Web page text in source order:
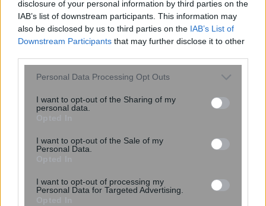
disclosure of your personal information by third parties on the
IAB’s list of downstream participants. This information may
also be disclosed by us to third parties on the IAB’s List of
Downstream Participants that may further disclose it to other
Please note that this website/app uses one or more Google
not limited to your visit or usage behaviour. You may click to
grant or deny consent to Google and its third-party tags to
consent section.
Personal Data Processing Opt Outs
I want to opt-out of the Sharing of my
personal data.
I want to opt-out of the Sale of my
Personal Data.
I want to opt-out of processing my
Personal Data for Targeted Advertising.
ΙΣΑ: Αναστολή της υποχρεωτικής
καταχώρισης διαγνωστικών